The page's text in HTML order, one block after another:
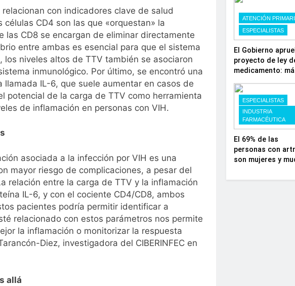
con indicadores clave de salud
CD4 son las que «orquestan» la
CD8 se encargan de eliminar directamente
entre ambas es esencial para que el sistema
niveles altos de TTV también se asociaron
inmunológico. Por último, se encontró una
IL-6, que suele aumentar en casos de
potencial de la carga de TTV como herramienta
de inflamación en personas con VIH.
asociada a la infección por VIH es una
mayor riesgo de complicaciones, a pesar del
relación entre la carga de TTV y la inflamación
IL-6, y con el cociente CD4/CD8, ambos
pacientes podría permitir identificar a
relacionado con estos parámetros nos permite
la inflamación o monitorizar la respuesta
Diez, investigadora del CIBERINFEC en
allá
ATENCIÓN
ESPECIALISTAS
El Gobierno
proyecto de ley
medicamento:
autonomía
estratégica y
modernización
SNS
ESPECIALISTAS
INDUSTRIA
FARMACÉUTICA
El 69% de las
personas con
son mujeres y
rigidez a partir